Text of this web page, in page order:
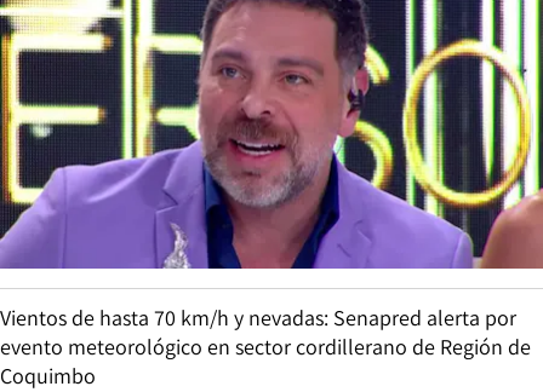
Vientos de hasta 70 km/h y nevadas: Senapred alerta por
evento meteorológico en sector cordillerano de Región de
Coquimbo